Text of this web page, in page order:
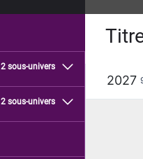
2 sous-univers
2 sous-univers
2027